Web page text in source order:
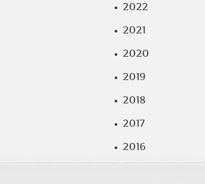
2022
2021
2020
2019
2018
2017
2016